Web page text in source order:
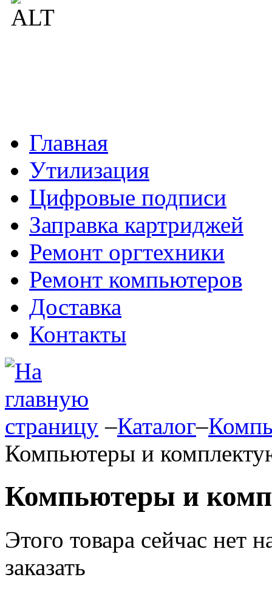
Главная
Утилизация
Цифровые подписи
Заправка картриджей
Ремонт оргтехники
Ремонт компьютеров
Доставка
Контакты
–Каталог–
Компьютеры и
Компьютеры и
Этого товара сейчас нет
заказать